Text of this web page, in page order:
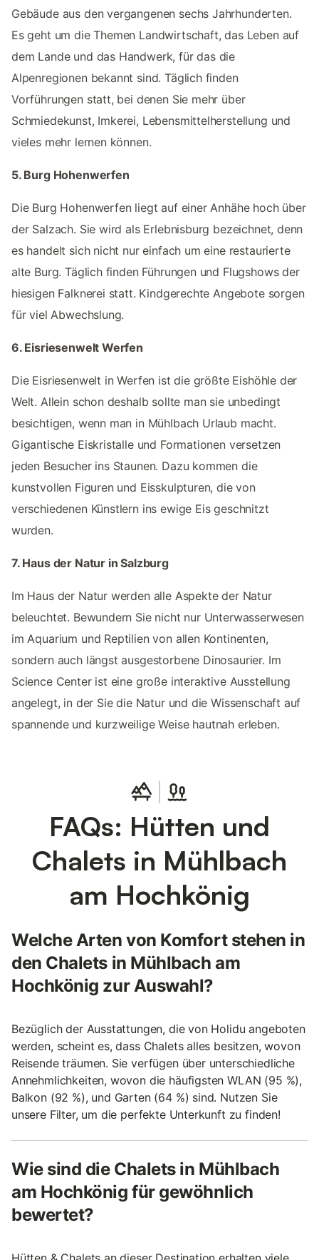
Gebäude aus den vergangenen sechs Jahrhunderten.
Es geht um die Themen Landwirtschaft, das Leben auf
dem Lande und das Handwerk, für das die
Alpenregionen bekannt sind. Täglich finden
Vorführungen statt, bei denen Sie mehr über
Schmiedekunst, Imkerei, Lebensmittelherstellung und
vieles mehr lernen können.
5. Burg Hohenwerfen
Die Burg Hohenwerfen liegt auf einer Anhähe hoch über
der Salzach. Sie wird als Erlebnisburg bezeichnet, denn
es handelt sich nicht nur einfach um eine restaurierte
alte Burg. Täglich finden Führungen und Flugshows der
hiesigen Falknerei statt. Kindgerechte Angebote sorgen
für viel Abwechslung.
6. Eisriesenwelt Werfen
Die Eisriesenwelt in Werfen ist die größte Eishöhle der
Welt. Allein schon deshalb sollte man sie unbedingt
besichtigen, wenn man in Mühlbach Urlaub macht.
Gigantische Eiskristalle und Formationen versetzen
jeden Besucher ins Staunen. Dazu kommen die
kunstvollen Figuren und Eisskulpturen, die von
verschiedenen Künstlern ins ewige Eis geschnitzt
wurden.
7. Haus der Natur in Salzburg
Im Haus der Natur werden alle Aspekte der Natur
beleuchtet. Bewundern Sie nicht nur Unterwasserwesen
im Aquarium und Reptilien von allen Kontinenten,
sondern auch längst ausgestorbene Dinosaurier. Im
Science Center ist eine große interaktive Ausstellung
angelegt, in der Sie die Natur und die Wissenschaft auf
spannende und kurzweilige Weise hautnah erleben.
FAQs: Hütten und
Chalets in Mühlbach
am Hochkönig
Welche Arten von Komfort stehen in
den Chalets in Mühlbach am
Hochkönig zur Auswahl?
Bezüglich der Ausstattungen, die von Holidu angeboten
werden, scheint es, dass Chalets alles besitzen, wovon
Reisende träumen. Sie verfügen über unterschiedliche
Annehmlichkeiten, wovon die häufigsten WLAN (95 %),
Balkon (92 %), und Garten (64 %) sind. Nutzen Sie
unsere Filter, um die perfekte Unterkunft zu finden!
Wie sind die Chalets in Mühlbach
am Hochkönig für gewöhnlich
bewertet?